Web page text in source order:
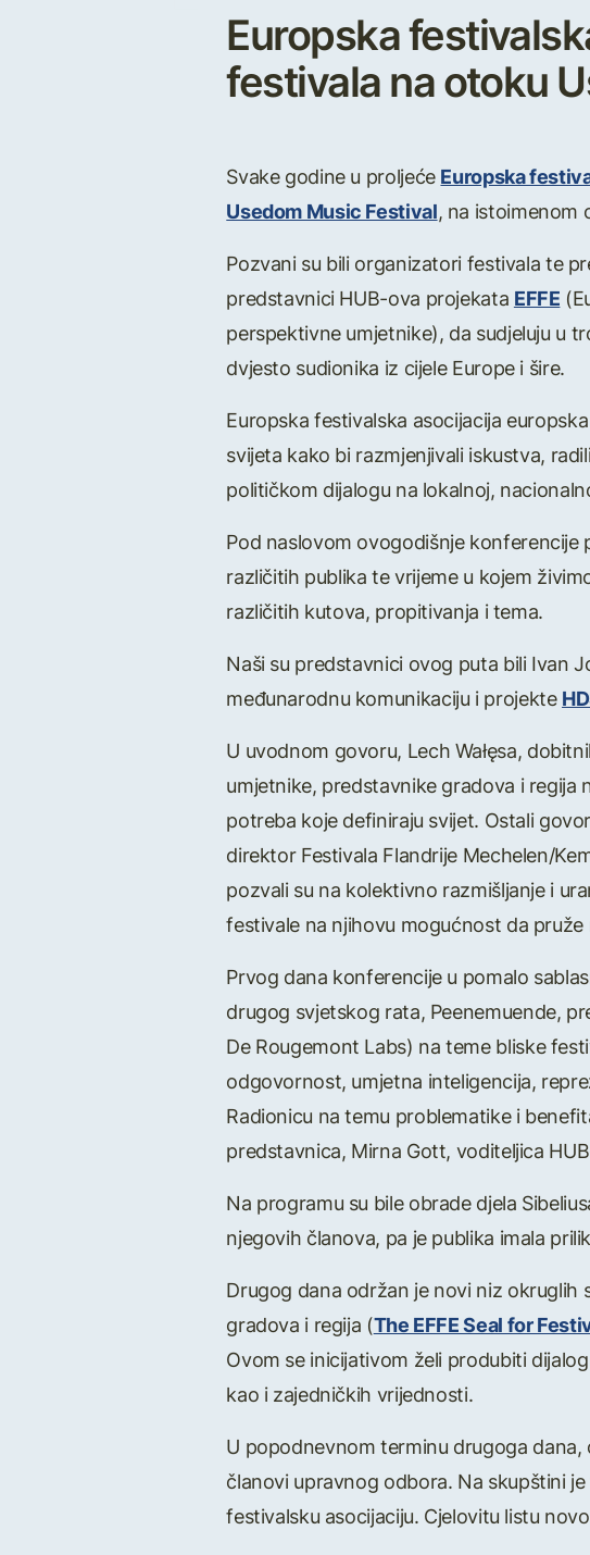
Europska
festivala na otoku
Svake godine u proljećeEuropska
Usedom Music Festival, na istoimenom
Pozvani su bili organizatori festivala te
predstavnici HUB-ova projekata EFFE
perspektivne umjetnike), da sudjeluju u
dvjesto sudionika iz cijele Europe i šire.
Europska festivalska asocijacija
svijeta kako bi razmjenjivali iskustva,
političkom dijalogu na lokalnoj,
Pod naslovom ovogodišnje konferencije
različitih publika te vrijeme u kojem
različitih kutova, propitivanja i tema.
Naši su predstavnici ovog puta bili Ivan
međunarodnu komunikaciju i projekte
U uvodnom govoru, Lech Wałęsa,
umjetnike, predstavnike gradova i regija
potreba koje definiraju svijet. Ostali
direktor Festivala Flandrije Mechelen/
pozvali su na kolektivno razmišljanje i
festivale na njihovu mogućnost da
Prvog dana konferencije u pomalo
drugog svjetskog rata, Peenemuende,
De Rougemont Labs) na teme bliske
odgovornost, umjetna inteligencija,
Radionicu na temu problematike i
predstavnica, Mirna Gott, voditeljica
Na programu su bile obrade djela
njegovih članova, pa je publika imala
Drugog dana održan je novi niz okruglih
gradova i regija (The EFFE Seal for
Ovom se inicijativom želi produbiti
kao i zajedničkih vrijednosti.
U popodnevnom terminu drugoga
članovi upravnog odbora. Na skupštini
festivalsku asocijaciju. Cjelovitu listu